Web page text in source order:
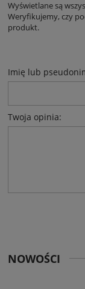
Wyświetlane są
Weryfikujemy, czy
produkt.
Imię lub
Twoja opinia:
NOWOŚCI